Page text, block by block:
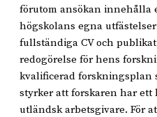
förutom ansökan innehålla
högskolans egna
fullständiga CV och
redogörelse för hens
kvalificerad forskningsplan
styrker att forskaren har
utländsk arbetsgivare. För